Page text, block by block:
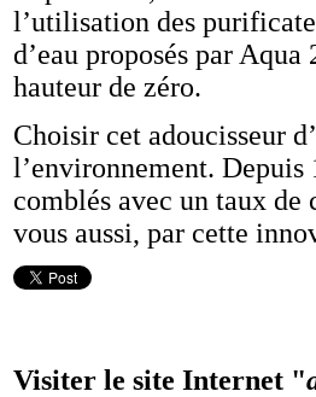
l’utilisation des
d’eau proposés par
hauteur de zéro.
Choisir cet adoucisseur
l’environnement.
comblés avec un taux de
vous aussi, par cette
Visiter le site Internet "